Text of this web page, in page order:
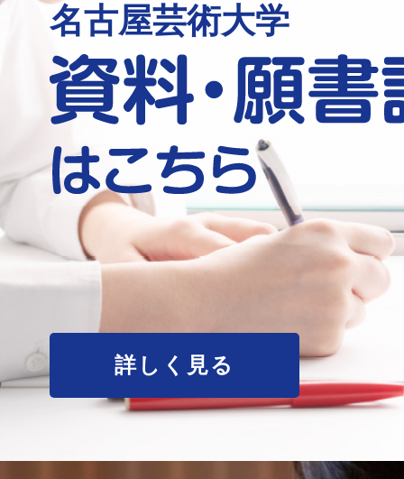
名古屋芸術大学
詳しく見る